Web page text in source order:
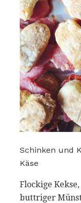
Schinken und
Käse
Flockige
buttriger